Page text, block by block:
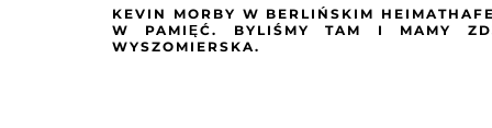
KEVIN MORBY W BERLIŃSKIM
W PAMIĘĆ. BYLIŚMY TAM I MAMY
WYSZOMIERSKA.